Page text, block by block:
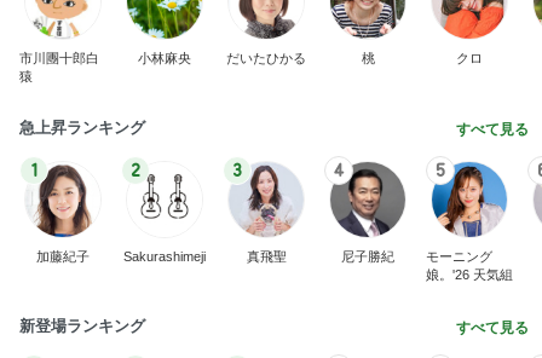
市川團十郎白
猿
小林麻央 だいたひかる 桃 クロ
急上昇ランキング すべて見る
1
加藤紀子
2
Sakurashimeji
3
真飛聖
4
尼子勝紀
5
モーニング
娘。'26 天気組
新登場ランキング すべて見る